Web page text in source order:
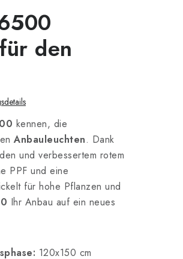
den
kennen, die
Anbauleuchten. Dank
und verbessertem rotem
PPF und eine
für hohe Pflanzen und
Ihr Anbau auf ein neues
120x150 cm